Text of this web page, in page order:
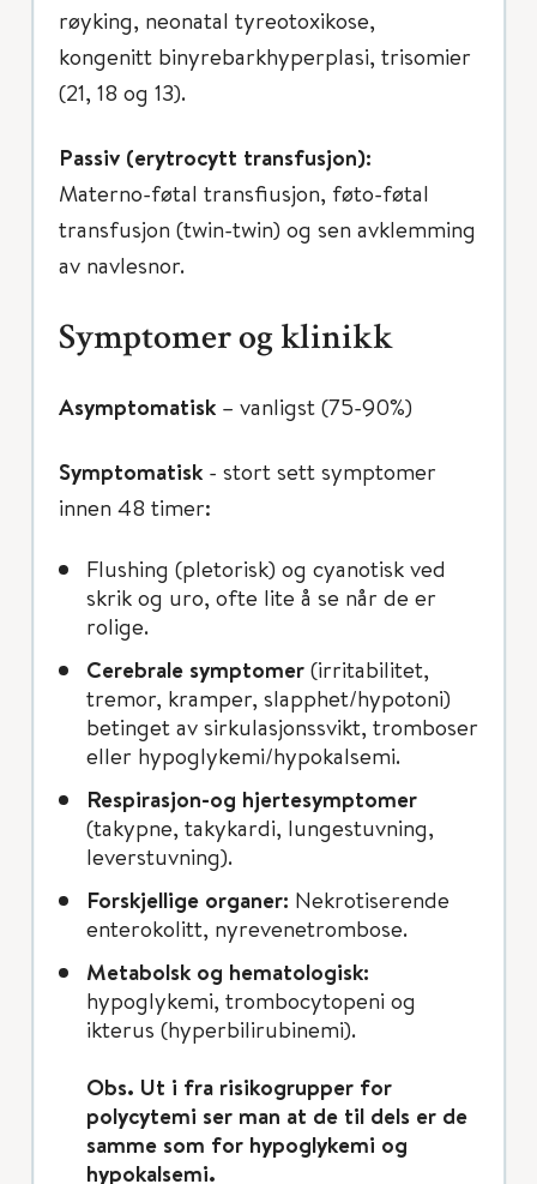
røyking, neonatal tyreotoxikose,
kongenitt binyrebarkhyperplasi, trisomier
(21, 18 og 13).
Passiv (erytrocytt transfusjon):
Materno-føtal transfiusjon, føto-føtal
transfusjon (twin-twin) og sen avklemming
av navlesnor.
Symptomer og klinikk
Asymptomatisk – vanligst (75-90%)
Symptomatisk - stort sett symptomer
innen 48 timer:
Flushing (pletorisk) og cyanotisk ved
skrik og uro, ofte lite å se når de er
rolige.
Cerebrale symptomer (irritabilitet,
tremor, kramper, slapphet/hypotoni)
betinget av sirkulasjonssvikt, tromboser
eller hypoglykemi/hypokalsemi.
Respirasjon-og hjertesymptomer
(takypne, takykardi, lungestuvning,
leverstuvning).
Forskjellige organer: Nekrotiserende
enterokolitt, nyrevenetrombose.
Metabolsk og hematologisk:
hypoglykemi, trombocytopeni og
ikterus (hyperbilirubinemi).
Obs. Ut i fra risikogrupper for
polycytemi ser man at de til dels er de
samme som for hypoglykemi og
hypokalsemi.